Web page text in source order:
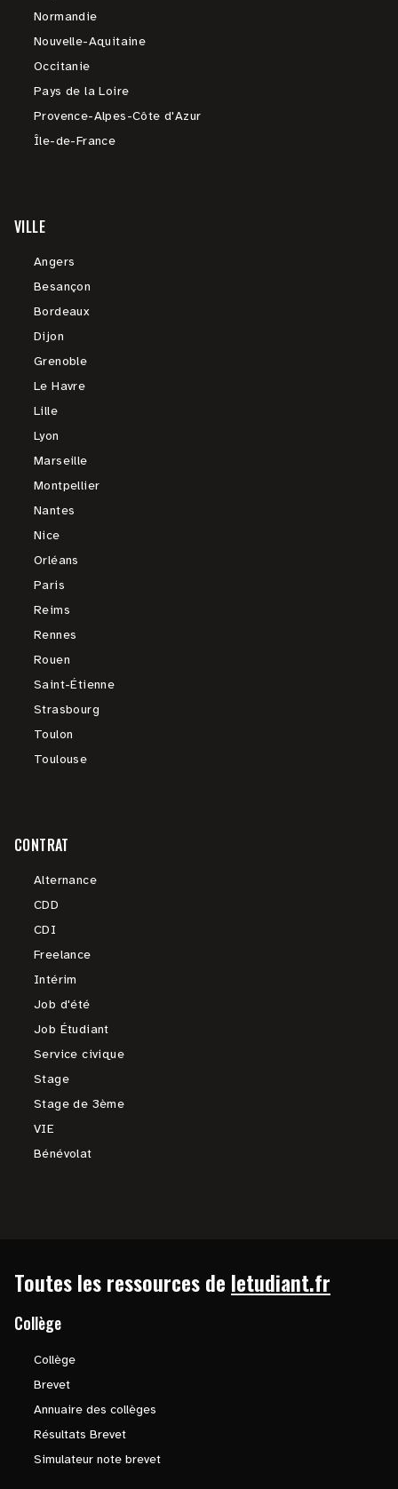
Normandie
Nouvelle-Aquitaine
Occitanie
Pays de la Loire
Provence-Alpes-Côte d'Azur
Île-de-France
VILLE
Angers
Besançon
Bordeaux
Dijon
Grenoble
Le Havre
Lille
Lyon
Marseille
Montpellier
Nantes
Nice
Orléans
Paris
Reims
Rennes
Rouen
Saint-Étienne
Strasbourg
Toulon
Toulouse
CONTRAT
Alternance
CDD
CDI
Freelance
Intérim
Job d'été
Job Étudiant
Service civique
Stage
Stage de 3ème
VIE
Bénévolat
Toutes les ressources de letudiant.fr
Collège
Collège
Brevet
Annuaire des collèges
Résultats Brevet
Simulateur note brevet